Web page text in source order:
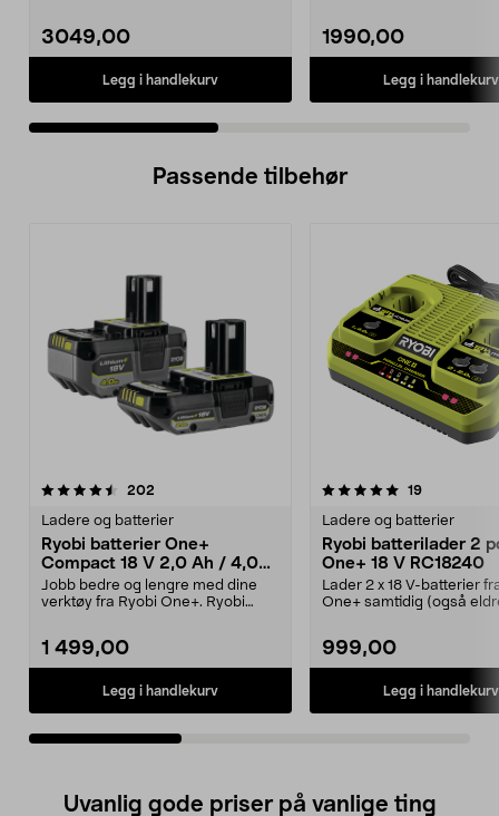
3049,00
Legg i handlekurv
1990,00
Legg i handlekurv
Passende tilbehør
202
Ladere og batterier
Ryobi batterier One+
Compact 18 V 2,0 Ah / 4,0
Ah RB18242X
Jobb bedre og lengre med dine
verktøy fra Ryobi One+. Ryobi
1 499,00
Legg i handlekurv
5.0av 5 stjerner 19anmeldelser
Ladere og batterier
Ryobi batterilader 2
One+ 18 V RC18240
Lader 2 x 18 V-batterier
One+ samtidig (også
999,00
Legg i handlekurv
4.5av 5 stjerner
Uvanlig gode priser på vanlige ting